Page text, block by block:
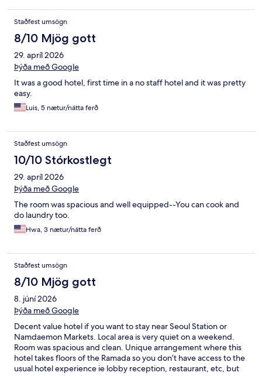
Staðfest umsögn
8/10 Mjög gott
29. apríl 2026
Þýða með Google
It was a good hotel, first time in a no staff hotel and it was pretty
easy.
Luis, 5 nætur/nátta ferð
Staðfest umsögn
10/10 Stórkostlegt
29. apríl 2026
Þýða með Google
The room was spacious and well equipped--You can cook and
do laundry too.
Hwa, 3 nætur/nátta ferð
Staðfest umsögn
8/10 Mjög gott
8. júní 2026
Þýða með Google
Decent value hotel if you want to stay near Seoul Station or
Namdaemon Markets. Local area is very quiet on a weekend.
Room was spacious and clean. Unique arrangement where this
hotel takes floors of the Ramada so you don’t have access to the
usual hotel experience ie lobby reception, restaurant, etc, but